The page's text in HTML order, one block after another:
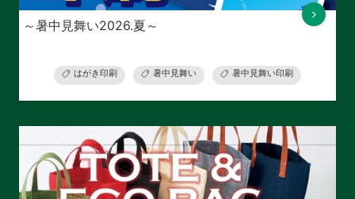
～暑中見舞い2026.夏～
はがき印刷 暑中見舞い 暑中見舞い印刷